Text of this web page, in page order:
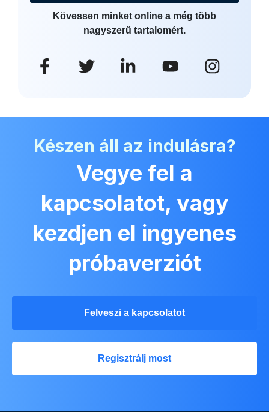
Kövessen minket online a még több
nagyszerű tartalomért.
Készen áll az indulásra?
Vegye fel a
kapcsolatot, vagy
kezdjen el ingyenes
próbaverziót
Felveszi a kapcsolatot
Regisztrálj most